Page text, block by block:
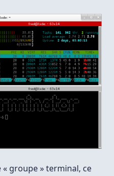
« groupe » terminal, ce